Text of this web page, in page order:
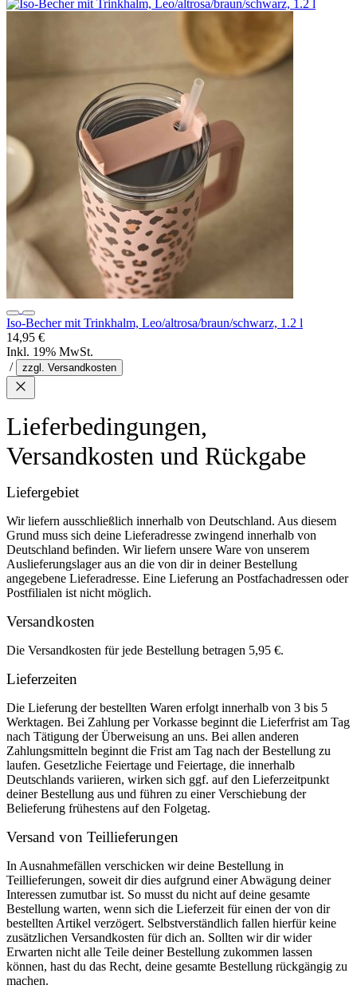
Iso-Becher mit Trinkhalm, Leo/altrosa/braun/schwarz, 1.2 l
14,95 €
Inkl. 19% MwSt.
/
zzgl. Versandkosten
Lieferbedingungen,
Versandkosten und Rückgabe
Liefergebiet
Wir liefern ausschließlich innerhalb von Deutschland. Aus diesem
Grund muss sich deine Lieferadresse zwingend innerhalb von
Deutschland befinden. Wir liefern unsere Ware von unserem
Auslieferungslager aus an die von dir in deiner Bestellung
angegebene Lieferadresse. Eine Lieferung an Postfachadressen oder
Postfilialen ist nicht möglich.
Versandkosten
Die Versandkosten für jede Bestellung betragen 5,95 €.
Lieferzeiten
Die Lieferung der bestellten Waren erfolgt innerhalb von 3 bis 5
Werktagen. Bei Zahlung per Vorkasse beginnt die Lieferfrist am Tag
nach Tätigung der Überweisung an uns. Bei allen anderen
Zahlungsmitteln beginnt die Frist am Tag nach der Bestellung zu
laufen. Gesetzliche Feiertage und Feiertage, die innerhalb
Deutschlands variieren, wirken sich ggf. auf den Lieferzeitpunkt
deiner Bestellung aus und führen zu einer Verschiebung der
Belieferung frühestens auf den Folgetag.
Versand von Teillieferungen
In Ausnahmefällen verschicken wir deine Bestellung in
Teillieferungen, soweit dir dies aufgrund einer Abwägung deiner
Interessen zumutbar ist. So musst du nicht auf deine gesamte
Bestellung warten, wenn sich die Lieferzeit für einen der von dir
bestellten Artikel verzögert. Selbstverständlich fallen hierfür keine
zusätzlichen Versandkosten für dich an. Sollten wir dir wider
Erwarten nicht alle Teile deiner Bestellung zukommen lassen
können, hast du das Recht, deine gesamte Bestellung rückgängig zu
machen.